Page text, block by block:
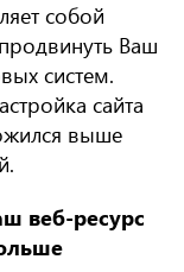
собой
Ваш
систем.
сайта
выше
веб-ресурс